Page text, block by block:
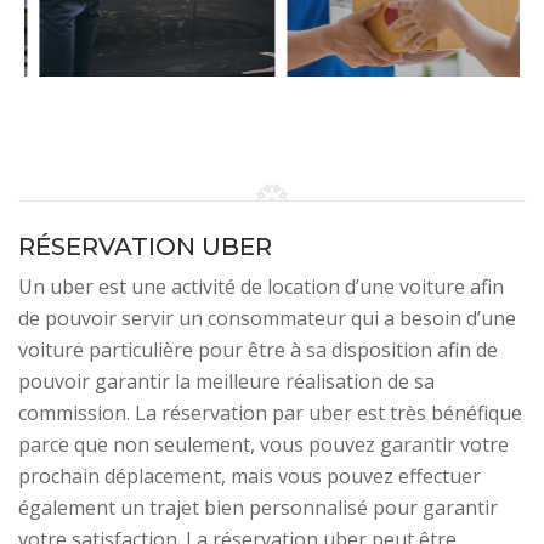
RÉSERVATION UBER
Un uber est une activité de location d’une voiture afin
de pouvoir servir un consommateur qui a besoin d’une
voiture particulière pour être à sa disposition afin de
pouvoir garantir la meilleure réalisation de sa
commission. La réservation par uber est très bénéfique
parce que non seulement, vous pouvez garantir votre
prochain déplacement, mais vous pouvez effectuer
également un trajet bien personnalisé pour garantir